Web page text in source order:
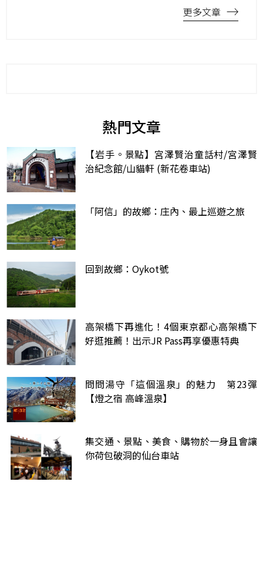
更多文章
熱門文章
【岩手。景點】宮澤賢治童話村/宮澤賢
治紀念館/山貓軒 (新花卷車站)
「阿信」的故鄉：庄內、最上巡遊之旅
回到故鄉：Oykot號
高架橋下再進化！4個東京都心高架橋下
好逛推薦！出示JR Pass再享優惠特典
問問湯守「這個溫泉」的魅力 第23彈
【燈之宿 高峰溫泉】
集交通、景點、美食、購物於一身且會讓
你荷包破洞的仙台車站